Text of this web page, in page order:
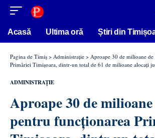
conținut
Acasă Ultima oră Știri din
Pagina de Timiș > Administrație > Aproape 30 de milioane
Primăriei Timișoara, dintr-un total de 61 de milioane alocați
ADMINISTRAȚIE
Aproape 30 de
pentru funcționarea